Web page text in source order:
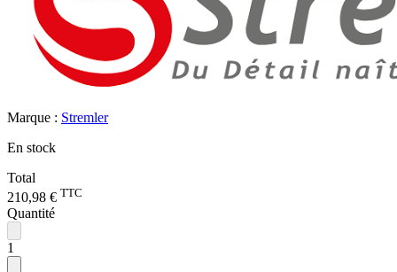
Marque : Stremler
En stock
Total
210,98 € TTC
Quantité
1